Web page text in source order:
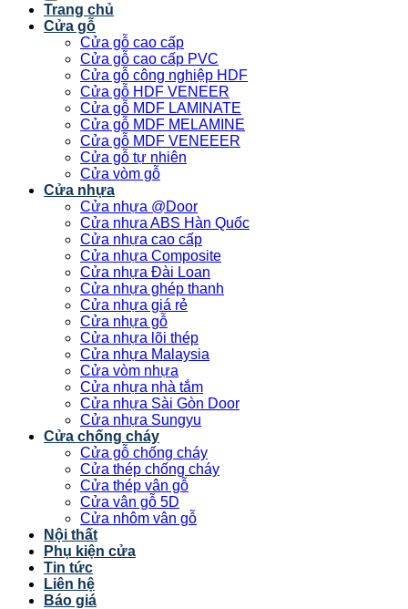
Trang chủ
Cửa gỗ
Cửa gỗ cao cấp
Cửa gỗ cao cấp PVC
Cửa gỗ công nghiệp HDF
Cửa gỗ HDF VENEER
Cửa gỗ MDF LAMINATE
Cửa gỗ MDF MELAMINE
Cửa gỗ MDF VENEEER
Cửa gỗ tự nhiên
Cửa vòm gỗ
Cửa nhựa
Cửa nhựa @Door
Cửa nhựa ABS Hàn Quốc
Cửa nhựa cao cấp
Cửa nhựa Composite
Cửa nhựa Đài Loan
Cửa nhựa ghép thanh
Cửa nhựa giá rẻ
Cửa nhựa gỗ
Cửa nhựa lõi thép
Cửa nhựa Malaysia
Cửa vòm nhựa
Cửa nhựa nhà tắm
Cửa nhựa Sài Gòn Door
Cửa nhựa Sungyu
Cửa chống cháy
Cửa gỗ chống cháy
Cửa thép chống cháy
Cửa thép vân gỗ
Cửa vân gỗ 5D
Cửa nhôm vân gỗ
Nội thất
Phụ kiện cửa
Tin tức
Liên hệ
Báo giá